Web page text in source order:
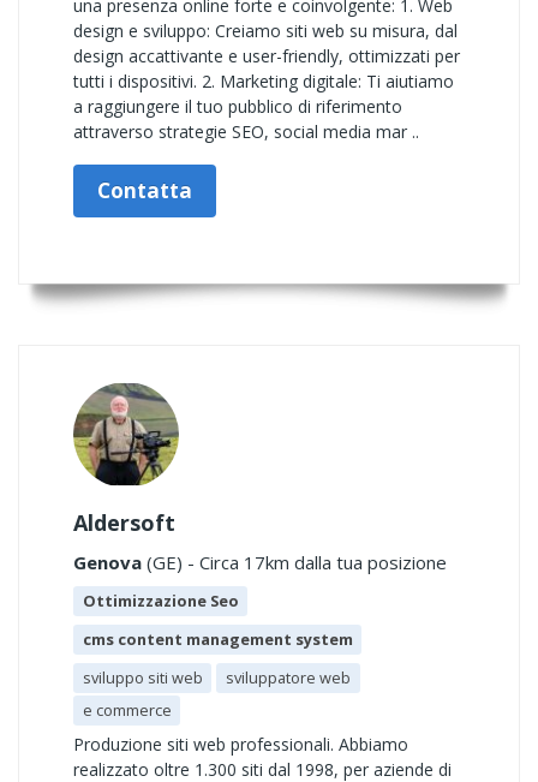
una presenza online forte e coinvolgente: 1. Web
design e sviluppo: Creiamo siti web su misura, dal
design accattivante e user-friendly, ottimizzati per
tutti i dispositivi. 2. Marketing digitale: Ti aiutiamo
a raggiungere il tuo pubblico di riferimento
attraverso strategie SEO, social media mar ..
Contatta
Aldersoft
Genova (GE) - Circa 17km dalla tua posizione
Ottimizzazione Seo
cms content management system
sviluppo siti web
sviluppatore web
e commerce
Produzione siti web professionali. Abbiamo
realizzato oltre 1.300 siti dal 1998, per aziende di